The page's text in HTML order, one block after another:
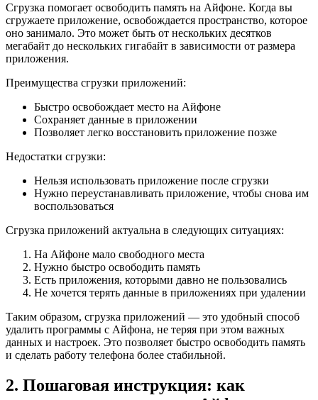
Сгрузка помогает освободить память на Айфоне. Когда вы
сгружаете приложение, освобождается пространство, которое
оно занимало. Это может быть от нескольких десятков
мегабайт до нескольких гигабайт в зависимости от размера
приложения.
Преимущества сгрузки приложений:
Быстро освобождает место на Айфоне
Сохраняет данные в приложении
Позволяет легко восстановить приложение позже
Недостатки сгрузки:
Нельзя использовать приложение после сгрузки
Нужно переустанавливать приложение, чтобы снова им
воспользоваться
Сгрузка приложений актуальна в следующих ситуациях:
На Айфоне мало свободного места
Нужно быстро освободить память
Есть приложения, которыми давно не пользовались
Не хочется терять данные в приложениях при удалении
Таким образом, сгрузка приложений — это удобный способ
удалить программы с Айфона, не теряя при этом важных
данных и настроек. Это позволяет быстро освободить память
и сделать работу телефона более стабильной.
2. Пошаговая инструкция: как